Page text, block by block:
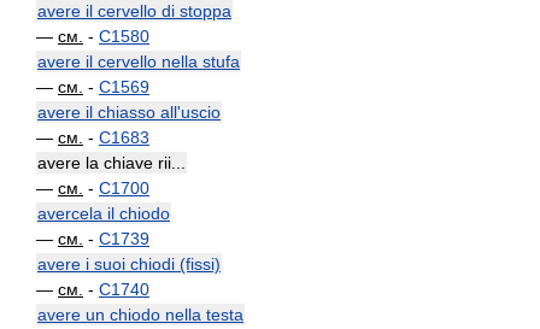
avere il cervello di stoppa
— см. - C1580
avere il cervello nella stufa
— см. - C1569
avere il chiasso all'uscio
— см. - C1683
avere la chiave rii...
— см. - C1700
avercela il chiodo
— см. - C1739
avere i suoi chiodi (fissi)
— см. - C1740
avere un chiodo nella testa